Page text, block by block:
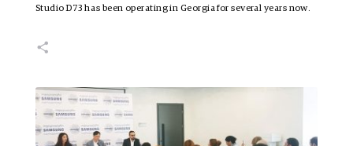
Studio D73 has been operating in Georgia for several years now.